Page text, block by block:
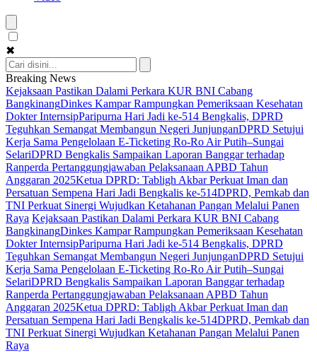
✖
Breaking News
Kejaksaan Pastikan Dalami Perkara KUR BNI Cabang
BangkinangDinkes Kampar Rampungkan Pemeriksaan Kesehatan
Dokter InternsipParipurna Hari Jadi ke-514 Bengkalis, DPRD
Teguhkan Semangat Membangun Negeri JunjunganDPRD Setujui
Kerja Sama Pengelolaan E-Ticketing Ro-Ro Air Putih–Sungai
SelariDPRD Bengkalis Sampaikan Laporan Banggar terhadap
Ranperda Pertanggungjawaban Pelaksanaan APBD Tahun
Anggaran 2025Ketua DPRD: Tabligh Akbar Perkuat Iman dan
Persatuan Sempena Hari Jadi Bengkalis ke-514DPRD, Pemkab dan
TNI Perkuat Sinergi Wujudkan Ketahanan Pangan Melalui Panen
Raya Kejaksaan Pastikan Dalami Perkara KUR BNI Cabang
BangkinangDinkes Kampar Rampungkan Pemeriksaan Kesehatan
Dokter InternsipParipurna Hari Jadi ke-514 Bengkalis, DPRD
Teguhkan Semangat Membangun Negeri JunjunganDPRD Setujui
Kerja Sama Pengelolaan E-Ticketing Ro-Ro Air Putih–Sungai
SelariDPRD Bengkalis Sampaikan Laporan Banggar terhadap
Ranperda Pertanggungjawaban Pelaksanaan APBD Tahun
Anggaran 2025Ketua DPRD: Tabligh Akbar Perkuat Iman dan
Persatuan Sempena Hari Jadi Bengkalis ke-514DPRD, Pemkab dan
TNI Perkuat Sinergi Wujudkan Ketahanan Pangan Melalui Panen
Raya